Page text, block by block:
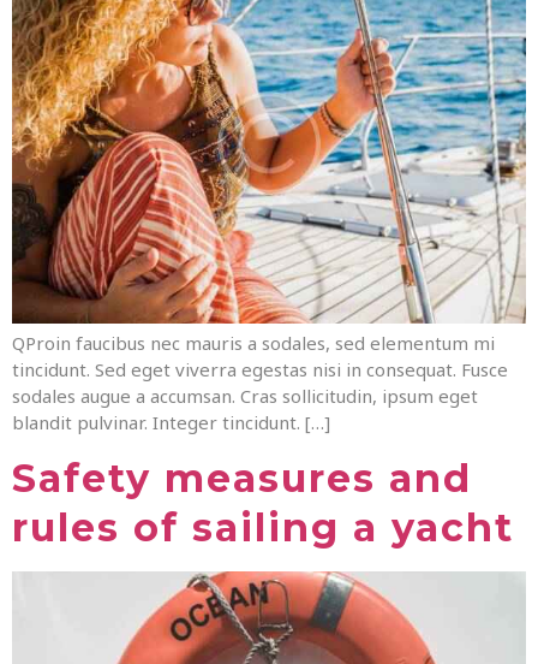
QProin faucibus nec mauris a sodales, sed elementum mi
tincidunt. Sed eget viverra egestas nisi in consequat. Fusce
sodales augue a accumsan. Cras sollicitudin, ipsum eget
blandit pulvinar. Integer tincidunt. […]
Safety measures and
rules of sailing a yacht